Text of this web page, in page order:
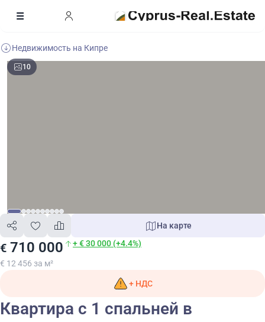
Недвижимость на Кипре
10
€ 710 000 + € 30 000 (+4.4%)
€ 12 456 за м²
На карте
+ НДС
Квартира с 1 спальней в